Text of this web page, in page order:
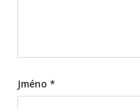
Jméno *